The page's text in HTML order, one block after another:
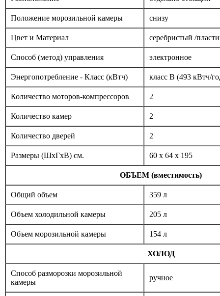
Положение морозильной камеры снизу
Цвет и Материал серебристый /
Способ (метод) управления электронное
Энергопотребление - Класс (кВтч) класс B (493 кВтч/
Количество моторов-компрессоров 2
Количество камер 2
Количество дверей 2
Размеры (ШxГxВ) см. 60 x 64 x 195
ОБЪЕМ (вместимость)
Общий объем 359 л
Объем холодильной камеры 205 л
Объем морозильной камеры 154 л
ХОЛОД
Способ разморозки морозильной
камеры
ручное